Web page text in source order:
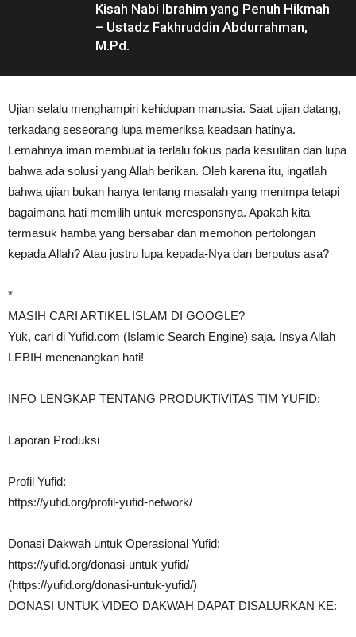
Kisah Nabi Ibrahim yang Penuh Hikmah
– Ustadz Fakhruddin Abdurrahman,
M.Pd.
Ujian selalu menghampiri kehidupan manusia. Saat ujian datang,
terkadang seseorang lupa memeriksa keadaan hatinya.
Lemahnya iman membuat ia terlalu fokus pada kesulitan dan lupa
bahwa ada solusi yang Allah berikan. Oleh karena itu, ingatlah
bahwa ujian bukan hanya tentang masalah yang menimpa tetapi
bagaimana hati memilih untuk meresponsnya. Apakah kita
termasuk hamba yang bersabar dan memohon pertolongan
kepada Allah? Atau justru lupa kepada-Nya dan berputus asa?
*
MASIH CARI ARTIKEL ISLAM DI GOOGLE?
Yuk, cari di Yufid.com (Islamic Search Engine) saja. Insya Allah
LEBIH menenangkan hati!
INFO LENGKAP TENTANG PRODUKTIVITAS TIM YUFID:
Laporan Produksi
Profil Yufid:
https://yufid.org/profil-yufid-network/
Donasi Dakwah untuk Operasional Yufid:
https://yufid.org/donasi-untuk-yufid/
(https://yufid.org/donasi-untuk-yufid/)
DONASI UNTUK VIDEO DAKWAH DAPAT DISALURKAN KE: